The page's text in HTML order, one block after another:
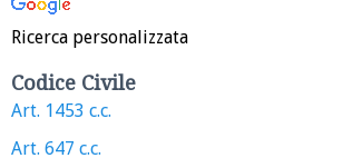
Ricerca personalizzata
Codice Civile
Art. 1453 c.c.
Art. 647 c.c.